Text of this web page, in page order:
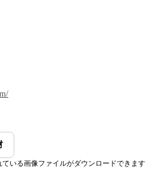
いる画像ファイルがダウンロードできます